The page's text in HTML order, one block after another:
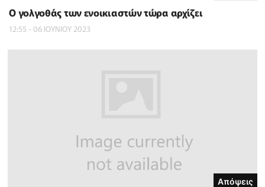
Ο γολγοθάς των ενοικιαστών τώρα αρχίζει
12:55 - 06 ΙΟΥΝΙΟΥ 2023
Απόψεις